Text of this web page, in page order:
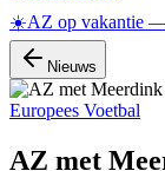
☀️AZ op vakantie
Nieuws
Europees Voetbal
AZ met